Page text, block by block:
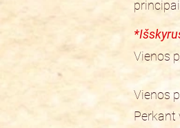
Vienos
Vienos
Perkant